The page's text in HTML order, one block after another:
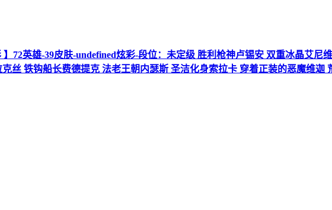
72英雄-39皮肤-undefined炫彩-段位：未定级 胜利枪神卢锡安 双重冰晶艾尼
丝 铁钩船长费德提克 法老王朝内瑟斯 圣洁化身索拉卡 穿着正装的恶魔维迦